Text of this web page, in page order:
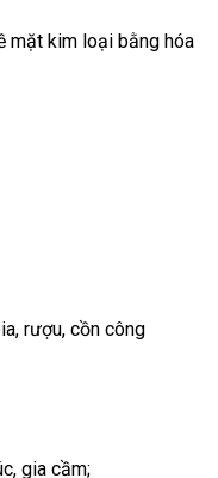
mặt kim loại bằng hóa
rượu, cồn công
gia cầm;